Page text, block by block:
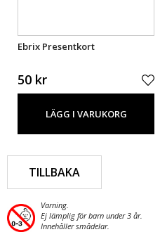
Ebrix Presentkort
50 kr
LÄGG I VARUKORG
TILLBAKA
Varning.
Ej lämplig för barn under 3 år.
Innehåller smådelar.